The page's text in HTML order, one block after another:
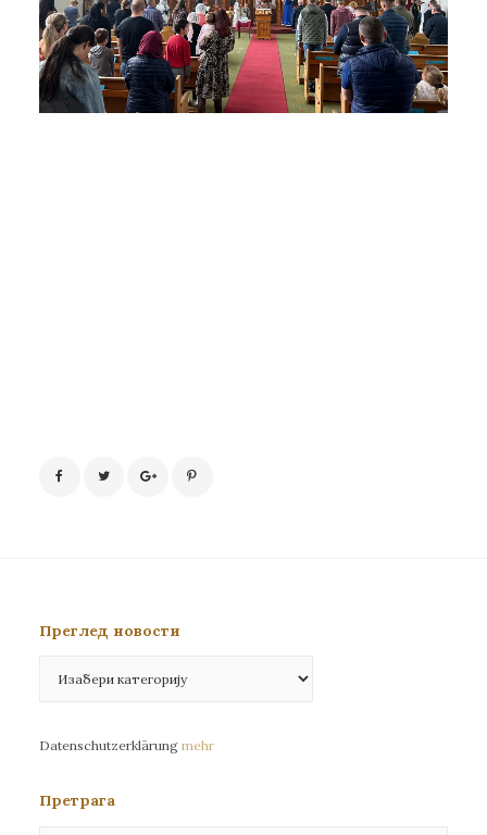
Преглед новости
новости
Datenschutzerklärung mehr
Претрага